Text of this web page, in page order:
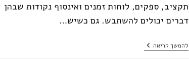
תקציב, ספקים, לוחות זמנים ואינסוף נקודות שבהן
דברים יכולים להשתבש. גם כשיש…
להמשך קריאה היתרונות
של